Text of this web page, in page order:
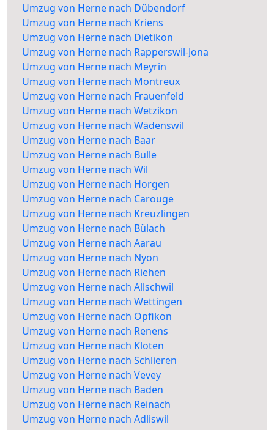
Umzug von Herne nach Dübendorf
Umzug von Herne nach Kriens
Umzug von Herne nach Dietikon
Umzug von Herne nach Rapperswil-Jona
Umzug von Herne nach Meyrin
Umzug von Herne nach Montreux
Umzug von Herne nach Frauenfeld
Umzug von Herne nach Wetzikon
Umzug von Herne nach Wädenswil
Umzug von Herne nach Baar
Umzug von Herne nach Bulle
Umzug von Herne nach Wil
Umzug von Herne nach Horgen
Umzug von Herne nach Carouge
Umzug von Herne nach Kreuzlingen
Umzug von Herne nach Bülach
Umzug von Herne nach Aarau
Umzug von Herne nach Nyon
Umzug von Herne nach Riehen
Umzug von Herne nach Allschwil
Umzug von Herne nach Wettingen
Umzug von Herne nach Opfikon
Umzug von Herne nach Renens
Umzug von Herne nach Kloten
Umzug von Herne nach Schlieren
Umzug von Herne nach Vevey
Umzug von Herne nach Baden
Umzug von Herne nach Reinach
Umzug von Herne nach Adliswil